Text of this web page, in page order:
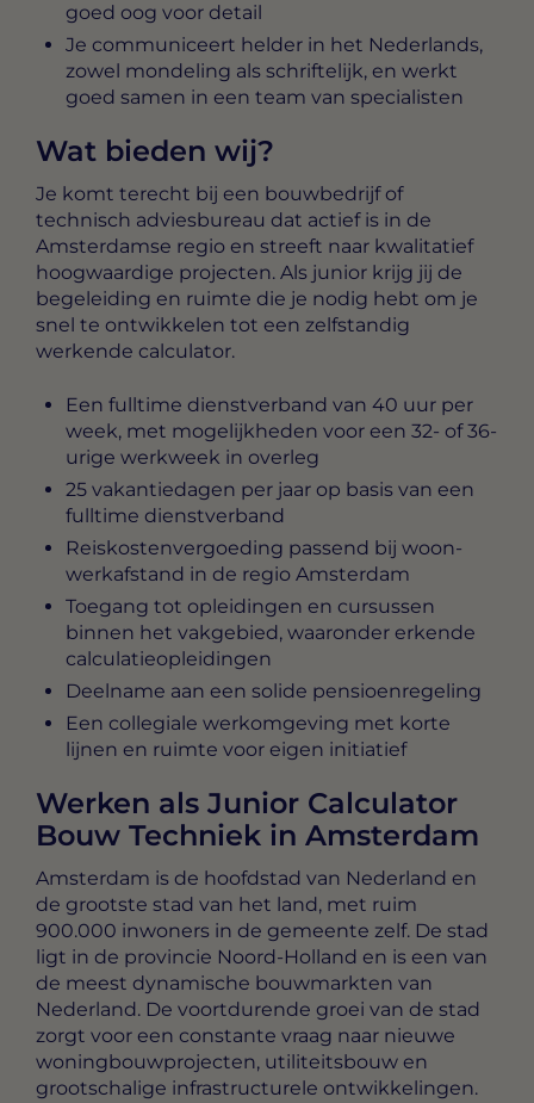
goed oog voor detail
Je communiceert helder in het Nederlands,
zowel mondeling als schriftelijk, en werkt
goed samen in een team van specialisten
Wat bieden wij?
Je komt terecht bij een bouwbedrijf of
technisch adviesbureau dat actief is in de
Amsterdamse regio en streeft naar kwalitatief
hoogwaardige projecten. Als junior krijg jij de
begeleiding en ruimte die je nodig hebt om je
snel te ontwikkelen tot een zelfstandig
werkende calculator.
Een fulltime dienstverband van 40 uur per
week, met mogelijkheden voor een 32- of 36-
urige werkweek in overleg
25 vakantiedagen per jaar op basis van een
fulltime dienstverband
Reiskostenvergoeding passend bij woon-
werkafstand in de regio Amsterdam
Toegang tot opleidingen en cursussen
binnen het vakgebied, waaronder erkende
calculatieopleidingen
Deelname aan een solide pensioenregeling
Een collegiale werkomgeving met korte
lijnen en ruimte voor eigen initiatief
Werken als Junior Calculator
Bouw Techniek in Amsterdam
Amsterdam is de hoofdstad van Nederland en
de grootste stad van het land, met ruim
900.000 inwoners in de gemeente zelf. De stad
ligt in de provincie Noord-Holland en is een van
de meest dynamische bouwmarkten van
Nederland. De voortdurende groei van de stad
zorgt voor een constante vraag naar nieuwe
woningbouwprojecten, utiliteitsbouw en
grootschalige infrastructurele ontwikkelingen.